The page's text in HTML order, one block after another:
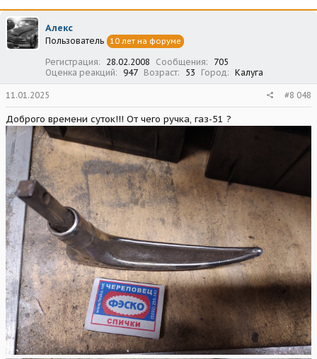
Алекс
Пользователь 10 лет на форуме
Регистрация 28.02.2008 Сообщения
705
Оценка реакций
947 Возраст 53 Город Калуга
11.01.2025 #8 048
Доброго времени суток!!! От чего ручка, газ-51 ?